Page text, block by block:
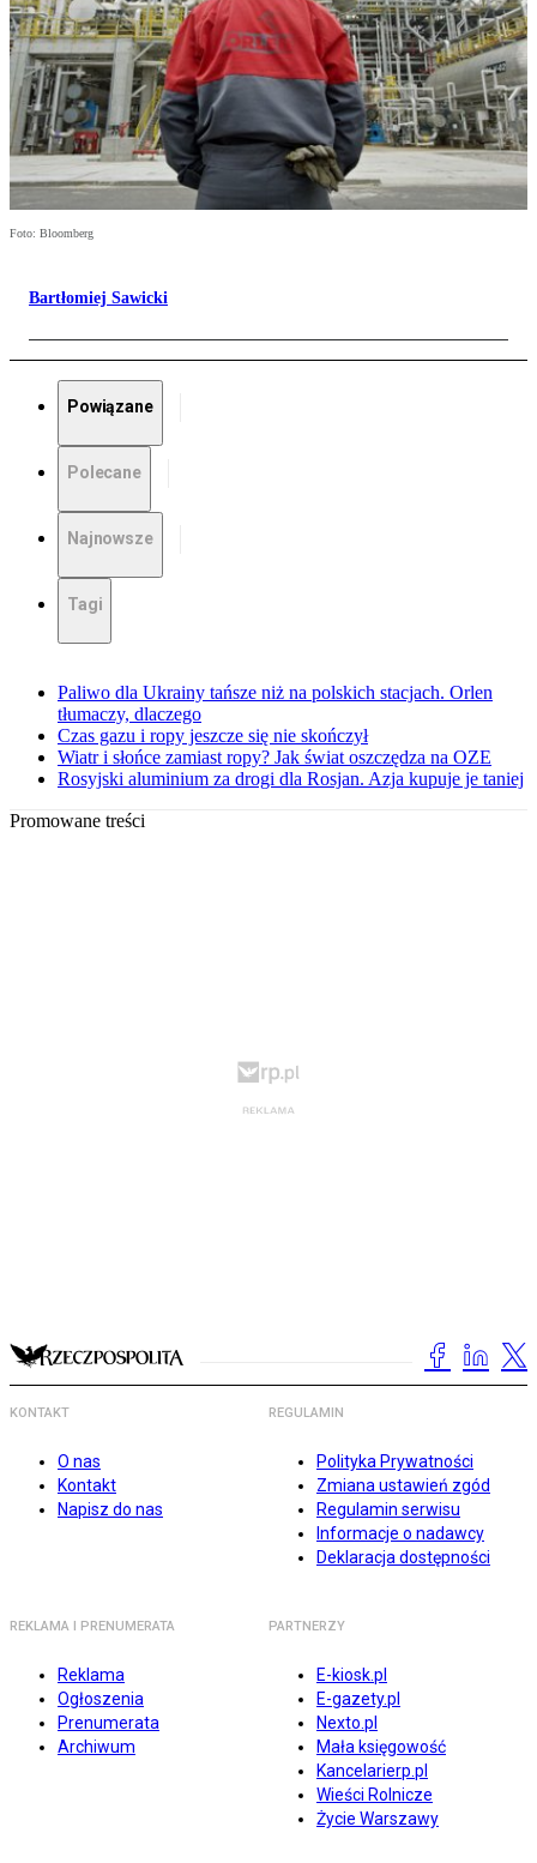
Foto: Bloomberg
Bartłomiej Sawicki
Powiązane
Polecane
Najnowsze
Tagi
Paliwo dla Ukrainy tańsze niż na polskich stacjach. Orlen
tłumaczy, dlaczego
Czas gazu i ropy jeszcze się nie skończył
Wiatr i słońce zamiast ropy? Jak świat oszczędza na OZE
Rosyjski aluminium za drogi dla Rosjan. Azja kupuje je taniej
Promowane treści
KONTAKT
O nas
Kontakt
Napisz do nas
REGULAMIN
Polityka Prywatności
Zmiana ustawień zgód
Regulamin serwisu
Informacje o nadawcy
Deklaracja dostępności
REKLAMA I PRENUMERATA
Reklama
Ogłoszenia
Prenumerata
Archiwum
PARTNERZY
E-kiosk.pl
E-gazety.pl
Nexto.pl
Mała księgowość
Kancelarierp.pl
Wieści Rolnicze
Życie Warszawy